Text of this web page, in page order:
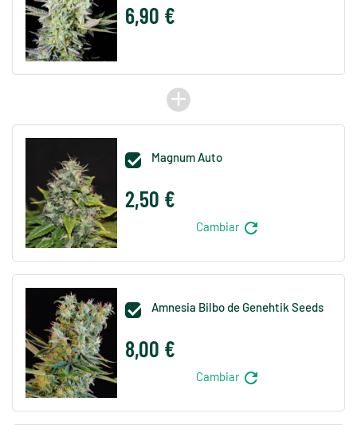
6,90 €
add
 Magnum Auto
2,50 €
Cambiar refresh
 Amnesia Bilbo de Genehtik Seeds
8,00 €
Cambiar refresh